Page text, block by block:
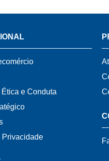
e Conduta
Privacidade